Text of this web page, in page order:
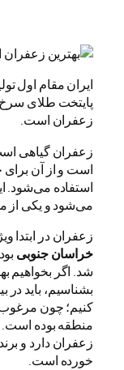
ایران مقام اول
پایتخت طلای سرخ
زعفران است.
زعفران گیاهی
است و از آن
استفاده می‌شود.
می‌شود و یکی از
زعفران در ابتدا
خراسان جنوبی
شد. اگر بخواهیم
بشناسیم، باید
کنیم؛ چون
منطقه بوده است.
زعفران دارد و
خورده است.